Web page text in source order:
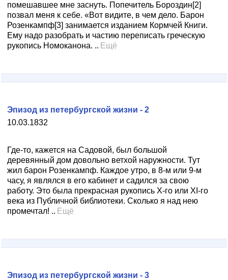
помешавшее мне заснуть. Попечитель Бороздин[2]
позвал меня к себе. «Вот видите, в чем дело. Барон
Розенкампф[3] занимается изданием Кормчей Книги.
Ему надо разобрать и частию переписать греческую
рукопись Номоканона. .. Ещё
10.03.1832
Эпизод из петербургской жизни - 2
Где-то, кажется на Садовой, был большой
деревянный дом довольно ветхой наружности. Тут
жил барон Розенкампф. Каждое утро, в 8-м или 9-м
часу, я являлся в его кабинет и садился за свою
работу. Это была прекрасная рукопись Х-го или XI-го
века из Публичной библиотеки. Сколько я над нею
промечтал! .. Ещё
Эпизод из петербургской жизни - 3